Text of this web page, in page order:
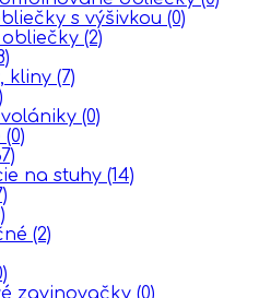
s výšivkou (0)
obliečky (2)
kliny (7)
(0)
(0)
na stuhy (14)
(2)
zavinovačky (0)